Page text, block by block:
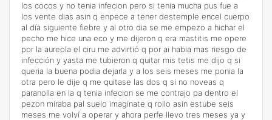
los cocos y no tenia infecion pero si tenia mucha pus fue a
los vente dias asin q enpece a tener destemple encel cuerpo
al día siguiente fiebre y al otro dia se me empezo a hichar el
pecho me hice una eco y me dijeron q era mastitis me opere
por la aureola el ciru me advirtió q por ai habia mas riesgo de
infección y yasta me tubieron q quitar mis tetis me dijo q si
queria la buena podia dejarla y a los seis meses me ponia la
otra pero le dije q me quitase las dos q si no noveas q
paranolla en la q tenia infecion se me contrajo pa dentro el
pezon miraba pal suelo imaginate q rollo asin estube seis
meses me volví a operar y ahora perfe llevo tres meses ya y